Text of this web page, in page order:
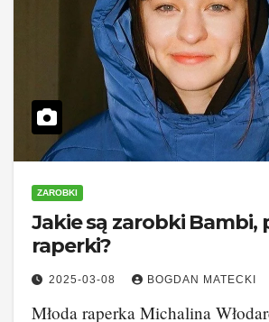
ZAROBKI
Jakie są zarobki Bambi,
raperki?
2025-03-08 BOGDAN MATECKI
Młoda raperka Michalina